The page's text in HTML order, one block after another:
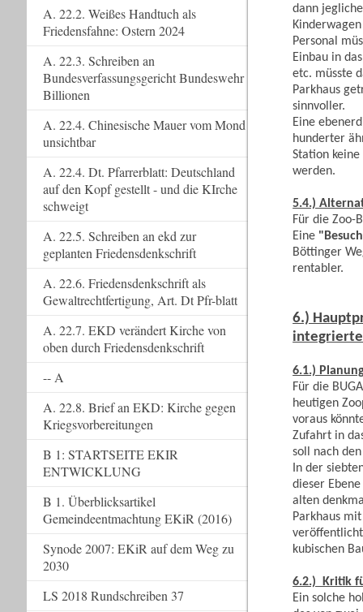
dann
Personal
Einbau in
etc. müsste
Parkhaus
sinnvoller.
Eine
hunderter
Station
werden.
5.4.)
Für die Zoo-
Eine
Böttinger
rentabler.
6.)
6.1.)
Für die
heutigen
voraus
Zufahrt in
soll nach
In der
dieser
alten
Parkhaus
kubischen
6.2.) Kritik
Ein solche
A. 22.2. Weißes Handtuch als
Friedensfahne: Ostern 2024
A. 22.3. Schreiben an
Bundesverfassungsgericht Bundeswehr
Billionen
A. 22.4. Chinesische Mauer vom Mond
unsichtbar
A. 22.4. Dt. Pfarrerblatt: Deutschland
auf den Kopf gestellt - und die KIrche
schweigt
A. 22.5. Schreiben an ekd zur
geplanten Friedensdenkschrift
A. 22.6. Friedensdenkschrift als
Gewaltrechtfertigung, Art. Dt Pfr-blatt
A. 22.7. EKD verändert Kirche von
oben durch Friedensdenkschrift
-- A
A. 22.8. Brief an EKD: Kirche gegen
Kriegsvorbereitungen
B 1: STARTSEITE EKIR
ENTWICKLUNG
B 1. Überblicksartikel
Gemeindeentmachtung EKiR (2016)
Synode 2007: EKiR auf dem Weg zu
2030
LS 2018 Rundschreiben 37